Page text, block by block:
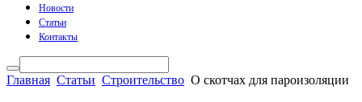
Новости
Статьи
Контакты
Главная Статьи Строительство О скотчах для пароизоляции